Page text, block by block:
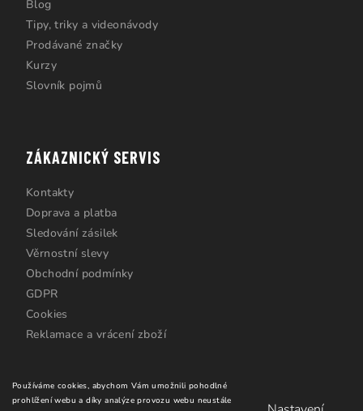
Používáme cookies, abychom Vám umožnili pohodlné
prohlížení webu a díky analýze provozu webu neustále
Blog
Tipy, triky a videonávody
Prodávané značky
Kurzy
Slovník pojmů
ZÁKAZNICKÝ SERVIS
Kontakty
Doprava a platba
Sledování zásilek
Věrnostní slevy
Obchodní podmínky
GDPR
Cookies
Reklamace a vrácení zboží